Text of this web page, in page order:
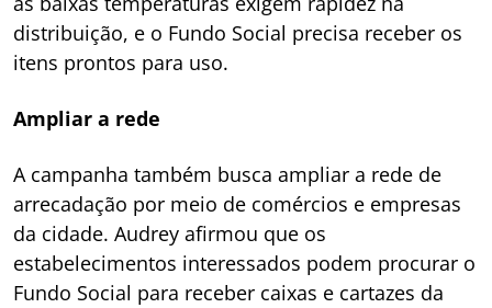
distribuição, e o Fundo Social precisa receber os
itens prontos para uso.
Ampliar a rede
A campanha também busca ampliar a rede de
arrecadação por meio de comércios e empresas
da cidade. Audrey afirmou que os
estabelecimentos interessados podem procurar o
Fundo Social para receber caixas e cartazes da